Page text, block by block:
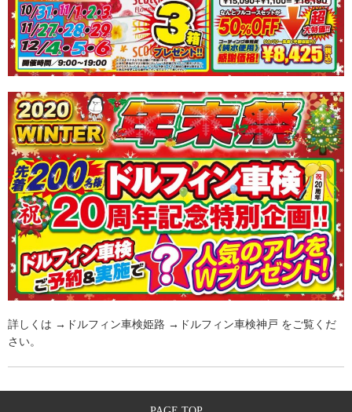
詳しくは → ドルフィン車検姫路 → ドルフィン車検神戸 をご覧くだ
さい。